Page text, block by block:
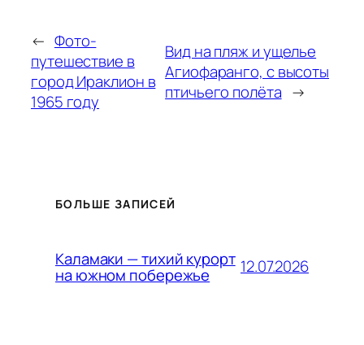
← Фото-
путешествие в
город Ираклион в
1965 году
Вид на пляж и ущелье
Агиофаранго, с высоты
птичьего полёта →
БОЛЬШЕ ЗАПИСЕЙ
Каламаки — тихий курорт
на южном побережье 12.07.2026